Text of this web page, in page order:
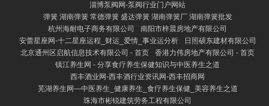
淄博泵阀网-泵阀行业门户网站
弹簧 湖南弹簧 常德弹簧 盛达弹簧 湖南弹簧厂 湖南弹簧批发
杭州海耐电子商务有限公司
南阳市梓晨房地产有限公司
安蕾星座网-十二星座运程_财运_爱情_事业运分析
日照硕东建材有限公司
北京通州区启航信息技术有限公司 - 首页
香港力伟房地产有限公司 - 首页
镇江养生网 - 分享食疗养生保健知识与中医养生之道
西丰酒业网-西丰酒行业资讯网-西丰招商网
芜湖养生网—中医养生_健康养生_食疗养生保健_美容养生之道
珠海市彬锐建筑劳务工程有限公司